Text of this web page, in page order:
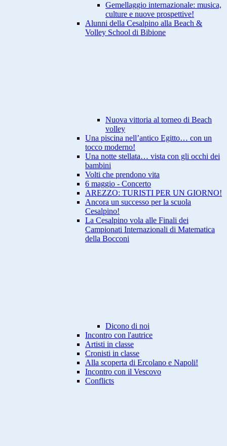
Gemellaggio internazionale: musica,
culture e nuove prospettive!
Alunni della Cesalpino alla Beach &
Volley School di Bibione
Nuova vittoria al torneo di Beach
volley
Una piscina nell’antico Egitto… con un
tocco moderno!
Una notte stellata… vista con gli occhi dei
bambini
Volti che prendono vita
6 maggio - Concerto
AREZZO: TURISTI PER UN GIORNO!
Ancora un successo per la scuola
Cesalpino!
La Cesalpino vola alle Finali dei
Campionati Internazionali di Matematica
della Bocconi
Dicono di noi
Incontro con l'autrice
Artisti in classe
Cronisti in classe
Alla scoperta di Ercolano e Napoli!
Incontro con il Vescovo
Conflicts